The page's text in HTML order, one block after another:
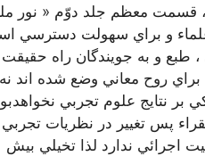
قسمت‌ معظم‌ جلد دوّم‌ « نور
و براي‌ سهولت‌ دسترسي‌
طبع‌ و به‌ جويندگان‌ راه‌
است‌ .اشكالات ده‌گانه مولف بر مقاله:1. الفاظ براي روح معاني وضع
پس تغيير در نظريات
در عمل قابليت اجرائي ندارد لذا تخيلي بيش